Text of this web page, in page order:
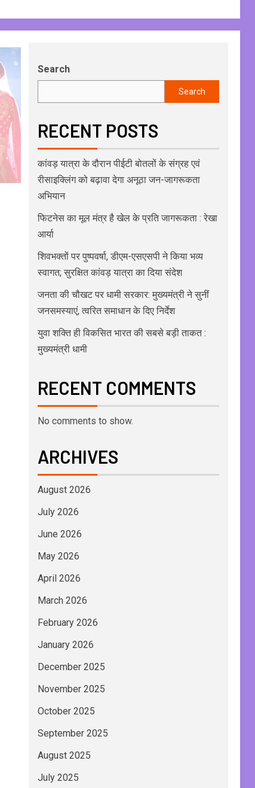
Search
Search
RECENT POSTS
कांवड़ यात्रा के दौरान पीईटी बोतलों के संग्रह एवं
रीसाइक्लिंग को बढ़ावा देगा अनूठा जन-जागरूकता
अभियान
फिटनेस का मूल मंत्र है खेल के प्रति जागरूकता : रेखा
आर्या
शिवभक्तों पर पुष्पवर्षा, डीएम-एसएसपी ने किया भव्य
स्वागत; सुरक्षित कांवड़ यात्रा का दिया संदेश
जनता की चौखट पर धामी सरकार: मुख्यमंत्री ने सुनीं
जनसमस्याएं, त्वरित समाधान के दिए निर्देश
युवा शक्ति ही विकसित भारत की सबसे बड़ी ताकत :
मुख्यमंत्री धामी
RECENT COMMENTS
No comments to show.
ARCHIVES
August 2026
July 2026
June 2026
May 2026
April 2026
March 2026
February 2026
January 2026
December 2025
November 2025
October 2025
September 2025
August 2025
July 2025